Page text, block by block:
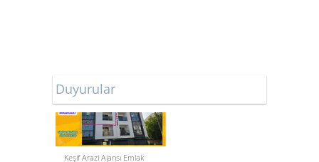
Duyurular
Keşif Arazi Ajansı Emlak